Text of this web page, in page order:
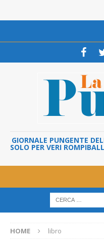
GIORNALE PUNGENTE
SOLO PER VERI
HOME libro